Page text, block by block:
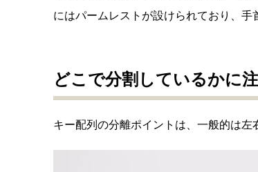
にはパームレストが設けられており、手
どこで分割しているかに
キー配列の分離ポイントは、一般的は左